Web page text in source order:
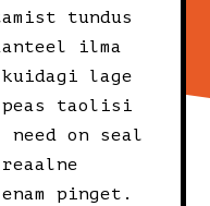
tundus
ilma
lage
peas taolisi
on seal
pinget.